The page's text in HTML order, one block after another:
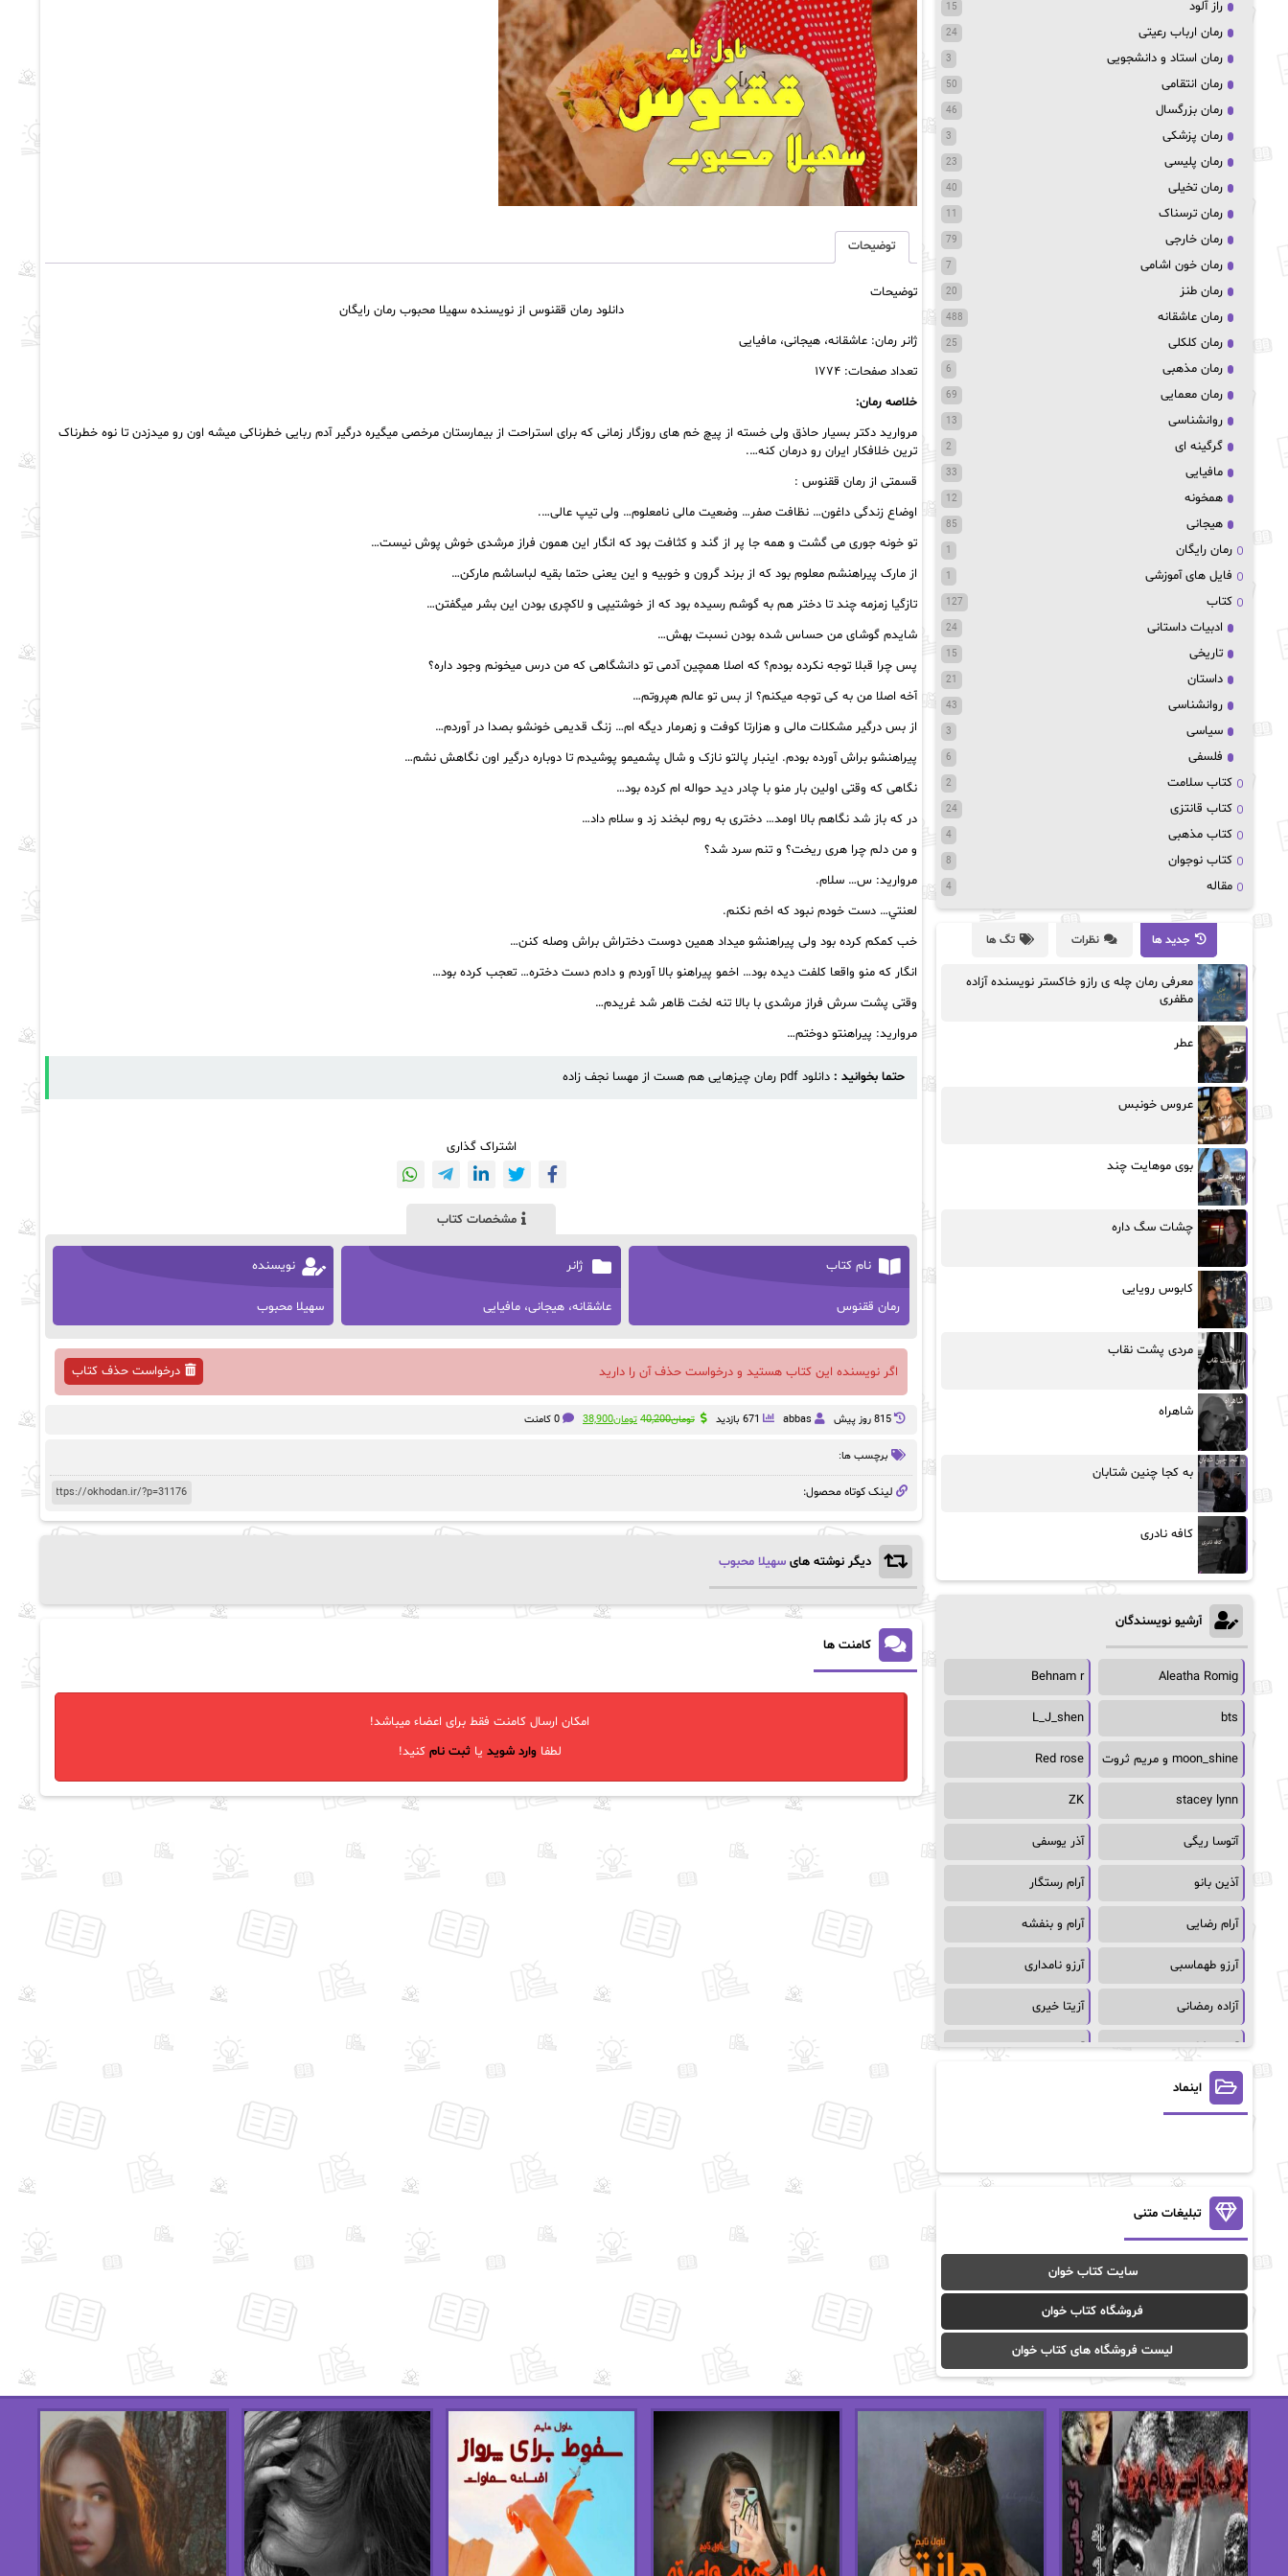
توضیحات
توضیحات
دانلود رمان ققنوس از نویسنده سهیلا محبوب رمان رایگان
ژانر رمان: عاشقانه، هیجانی، مافیایی
تعداد صفحات: ۱۷۷۴
خلاصه رمان:
مروارید دکتر بسیار حاذق ولی خسته از پیچ خم های روزگار زمانی که برای استراحت از بیمارستان مرخصی میگیره درگیر آدم ربایی خطرناکی میشه اون رو میدزدن تا نوه خطرناک
ترین خلافکار ایران رو درمان کنه….
قسمتی از رمان ققنوس :
اوضاع زندگی داغون… نظافت صفر… وضعیت مالی نامعلوم… ولی تیپ عالی….
تو خونه جوری می گشت و همه جا پر از گند و کثافت بود که انگار این همون فراز مرشدی خوش پوش نیست…
از مارک پیراهنشم معلوم بود که از برند گرون و خوبیه و این یعنی حتما بقيه لباساشم ماركن…
تازگیا زمزمه چند تا دختر هم به گوشم رسیده بود که از خوشتیپی و لاکچری بودن این بشر میگفتن…
شایدم گوشای من حساس شده بودن نسبت بهش…
پس چرا قبلا توجه نکرده بودم؟ که اصلا همچین آدمی تو دانشگاهی که من درس میخونم وجود داره؟
آخه اصلا من به کی توجه میکنم؟ از بس تو عالم هپروتم…
از بس درگیر مشکلات مالی و هزارتا کوفت و زهرمار دیگه ام… زنگ قدیمی خونشو بصدا در آوردم…
پیراهنشو براش آورده بودم. اینبار پالتو نازک و شال پشمیمو پوشیدم تا دوباره درگیر اون نگاهش نشم…
نگاهی که وقتی اولین بار منو با چادر دید حواله ام کرده بود…
در که باز شد نگاهم بالا اومد… دختری به روم لبخند زد و سلام داد…
و من دلم چرا هری ریخت؟ و تنم سرد شد؟
مروارید: س… سلام.
لعنتي… دست خودم نبود که اخم نکنم.
خب کمکم کرده بود ولی پیراهنشو میداد همین دوست دختراش براش وصله کنن…
انگار که منو واقعا کلفت دیده بود… اخمو پیراهنو بالا آوردم و دادم دست دختره… تعجب کرده بود…
وقتی پشت سرش فراز مرشدی با بالا تنه لخت ظاهر شد غريدم…
مروارید: پیراهنتو دوختم…
حتما بخوانید : دانلود pdf رمان چیزهایی هم هست از مهسا نجف زاده
اشتراک گذاری
مشخصات کتاب
نام کتاب
رمان ققنوس
ژانر
عاشقانه، هیجانی، مافیایی
نویسنده
سهیلا محبوب
اگر نویسنده این کتاب هستید و درخواست حذف آن را دارید درخواست حذف کتاب
815 روز پيش abbas 671 بازدید تومان40,200 قیمت
تومان38,900قیمت0 کامنت
برچسب ها:
لینک کوتاه محصول:
دیگر نوشته های سهیلا محبوب
کامنت ها
امکان ارسال کامنت فقط برای اعضاء میباشد!
لطفاوارد شوید یاثبت نام کنید!
راز آلود 15
رمان ارباب رعیتی 24
رمان استاد و دانشجویی 3
رمان انتقامی 50
رمان بزرگسال 46
رمان پزشکی 3
رمان پلیسی 23
رمان تخیلی 40
رمان ترسناک 11
رمان خارجی 79
رمان خون اشامی 7
رمان طنز 20
رمان عاشقانه 488
رمان کلکلی 25
رمان مذهبی 6
رمان معمایی 69
روانشناسی 13
گرگینه ای 2
مافیایی 33
همخونه 12
هیجانی 85
رمان رایگان 1
فایل های آموزشی 1
کتاب 127
ادبیات داستانی 24
تاریخی 15
داستان 21
روانشناسی 43
سیاسی 3
فلسفی 6
کتاب سلامت 2
کتاب قانتزی 24
کتاب مذهبی 4
کتاب نوجوان 8
مقاله 4
جدید ها نظرات تگ ها
معرفی رمان چله ی رازو خاکستر نویسنده آزاده
مظفری
عطر
عروس خونبس
بوی موهایت چند
چشات سگ داره
کابوس رویایی
مردی پشت نقاب
شاهراه
به کجا چنین شتابان
کافه نادری
آرشیو نویسندگان
Aleatha Romig
Behnam r
bts
L_J_shen
moon_shine و مریم ثروت Red rose
stacey lynn
ZK
آتوسا ریگی آذر یوسفی
آذین بانو آرام رستگار
آرام رضایی آرام و بنفشه
آرزو طهماسبی آرزو نامداری
آزاده رمضانی آزیتا خیری
آسمان64 آسمان۶۵
آسیه احمدی
آن ماری سلینکو آنا تاد
آنالیا
آوا موسوی آیدا (Aixi)
آیدا باقری آیسان صادقی
ا_اصغر زاده ا_اصغرزاده
اریک مورگنشترن از نیلوفر لاری
استفانی مهیر استل مسکم
اسما کافی اصغر زاده
افسانه سماوات اکرم محمدی
ال جی اسمیت الف صاد
اینماد
تبلیغات متنی
سایت کتاب خوان
فروشگاه کتاب خوان
لیست فروشگاه های کتاب خوان